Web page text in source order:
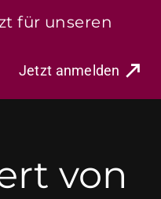
für unseren
Jetzt anmelden
von